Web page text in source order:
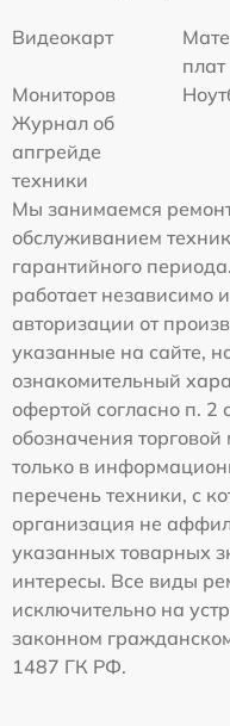
Видеокарт
плат
Мониторов
Журнал об
апгрейде
техники
Мы занимаемся
обслуживанием
гарантийного
работает независимо
авторизации от
указанные на сайте,
ознакомительный
офертой согласно п.
обозначения
только в
перечень техники, с
организация не
указанных товарных
интересы. Все виды
исключительно на
законном гражданском
1487 ГК РФ.